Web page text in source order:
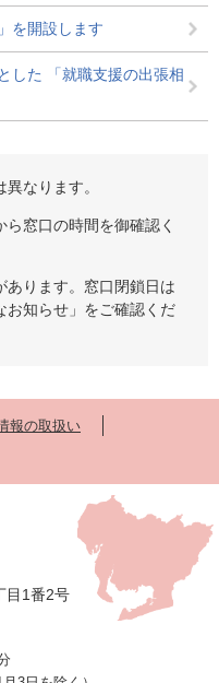
を開設します
した 「就職支援の出張相
なります。
ら窓口の時間を御確認く
ります。窓口閉鎖日は
お知らせ」をご確認くだ
報の取扱い
目1番2号